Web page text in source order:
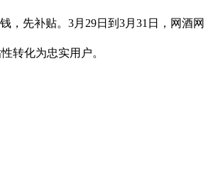
先补贴。3月29日到3月31日，网酒网
转化为忠实用户。